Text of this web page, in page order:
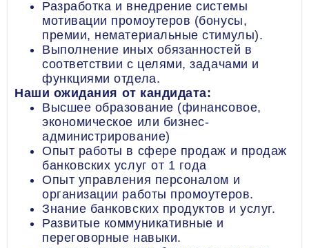
Разработка и внедрение системы
мотивации промоутеров (бонусы,
премии, нематериальные стимулы).
Выполнение иных обязанностей в
соответствии с целями, задачами и
функциями отдела.
Наши ожидания от кандидата:
Высшее образование (финансовое,
экономическое или бизнес-
администрирование)
Опыт работы в сфере продаж и продаж
банковских услуг от 1 года
Опыт управления персоналом и
организации работы промоутеров.
Знание банковских продуктов и услуг.
Развитые коммуникативные и
переговорные навыки.